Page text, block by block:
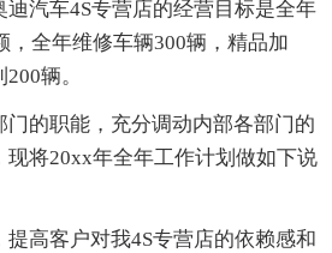
汽车4S专营店的经营目标是全年
，全年维修车辆300辆，精品加
辆。
门的职能，充分调动内部各部门的
将20xx年全年工作计划做如下说
高客户对我4S专营店的依赖感和